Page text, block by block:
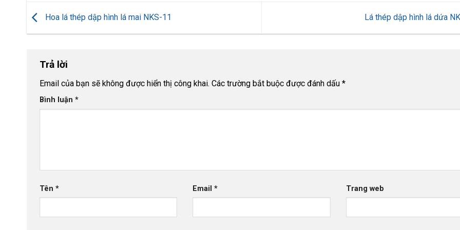
Hoa lá thép dập hình lá mai NKS-11 Lá thép dập hình lá dứa
Trả lời
Email của bạn sẽ không được hiển thị công khai. Các trường bắt buộc được đánh dấu *
Bình luận *
Tên * Email* Trang web